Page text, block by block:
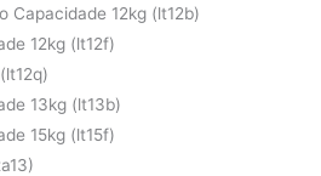
Capacidade 12kg (lt12b)
12kg (lt12f)
13kg (lt13b)
15kg (lt15f)